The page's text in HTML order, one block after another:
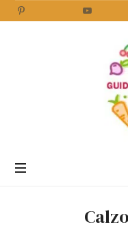
www.guidedesaliments.com